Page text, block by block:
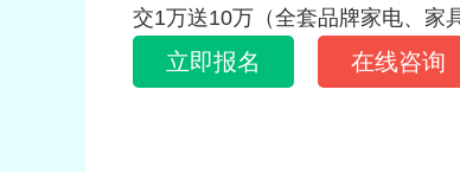
交1万送10万（全套品牌家电、家
立即报名 在线咨询